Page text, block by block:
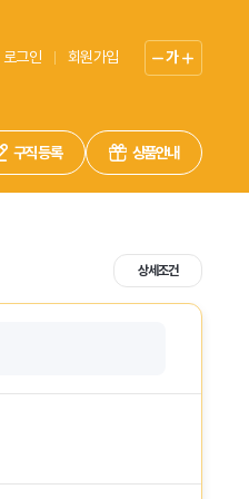
로그인 회원가입 가
구직 등록 상품안내
상세조건